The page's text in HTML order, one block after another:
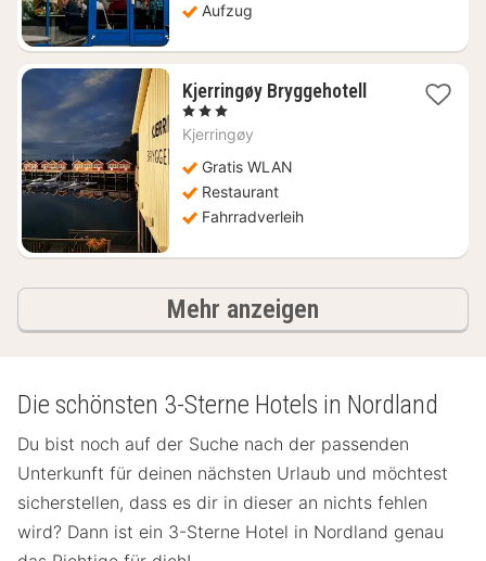
Aufzug
Kjerringøy Bryggehotell 1
, 3 Sterne
Kjerringøy
Gratis WLAN
Restaurant
Fahrradverleih
Mehr anzeigen
Die schönsten 3-Sterne Hotels in Nordland
Du bist noch auf der Suche nach der passenden
Unterkunft für deinen nächsten Urlaub und möchtest
sicherstellen, dass es dir in dieser an nichts fehlen
wird? Dann ist ein 3-Sterne Hotel in Nordland genau